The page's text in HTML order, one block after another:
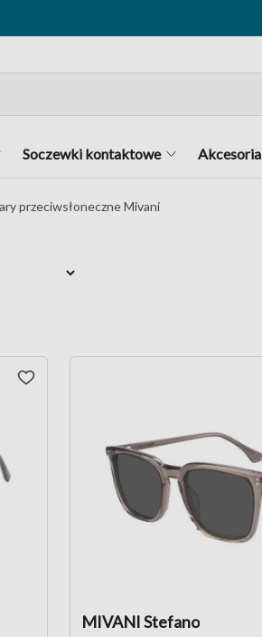
Soczewki kontaktowe Akcesoria
przeciwsłoneczne Mivani
MIVANI Stefano